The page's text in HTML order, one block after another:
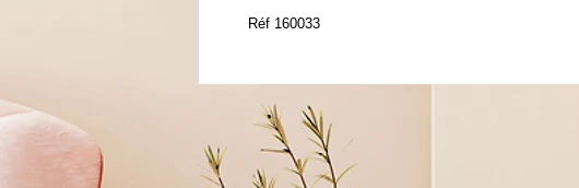
Réf 160033